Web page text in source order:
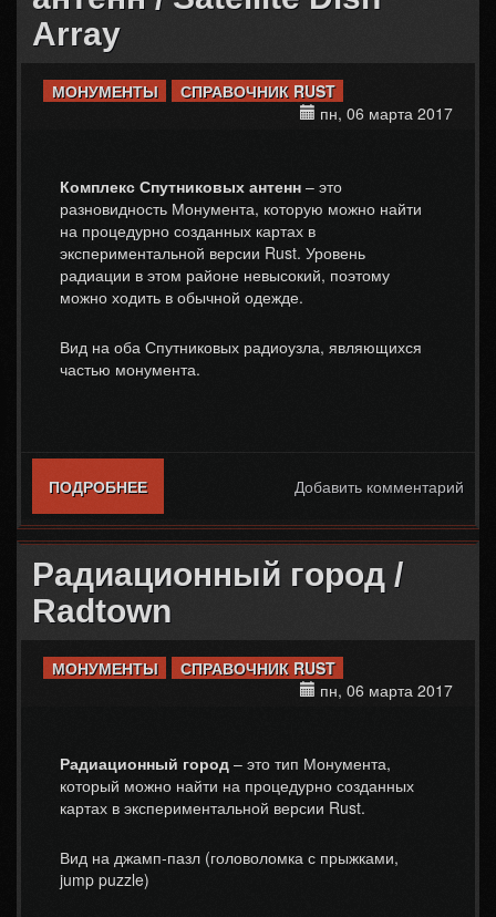
Array
МОНУМЕНТЫ
СПРАВОЧНИК RUST
пн, 06 марта 2017
Комплекс Спутниковых антенн – это
разновидность Монумента, которую можно найти
на процедурно созданных картах в
экспериментальной версии Rust. Уровень
радиации в этом районе невысокий, поэтому
можно ходить в обычной одежде.
Вид на оба Спутниковых радиоузла, являющихся
частью монумента.
ПОДРОБНЕЕО КОМПЛЕКС СПУТНИКОВЫХ АНТЕНН /
SATELLITE DISH ARRAY
Добавить комментарий
Радиационный город /
Radtown
МОНУМЕНТЫ
СПРАВОЧНИК RUST
пн, 06 марта 2017
Радиационный город – это тип Монумента,
который можно найти на процедурно созданных
картах в экспериментальной версии Rust.
Вид на джамп-пазл (головоломка с прыжками,
jump puzzle)